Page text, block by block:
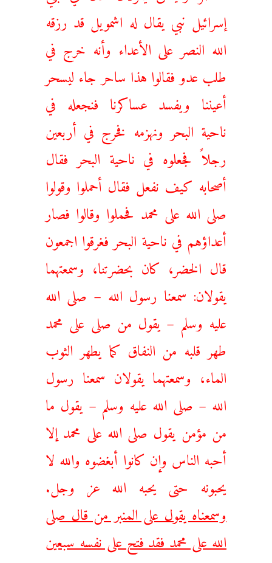
إسرائيل نبي يقال له اشمويل قد رزقه
الله النصر على الأعداء وأنه خرج في
طلب عدو فقالوا هذا ساحر جاء ليسحر
أعيننا ويفسد عساكرنا فنجعله في
ناحية البحر ونهزمه فخرج في أربعين
رجلاً فجعلوه في ناحية البحر فقال
أصحابه كيف نفعل فقال أحملوا وقولوا
صلى الله على محمد فحملوا وقالوا فصار
أعداؤهم في ناحية البحر فغرقوا اجمعون
قال الخضر، كان بحضرتنا، وسمعتهما
يقولان: سمعنا رسول الله – صلى الله
عليه وسلم – يقول من صلى على محمد
طهر قلبه من النفاق كما يطهر الثوب
الماء، وسمعتهما يقولان سمعنا رسول
الله – صلى الله عليه وسلم – يقول ما
من مؤمن يقول صلى الله على محمد إلا
أحبه الناس وإن كانوا أبغضوه والله لا
يحبونه حتى يحبه الله عز وجل.
وسمعناه يقول على المنبر من قال صلى
الله على محمد فقد فتح على نفسه سبعين